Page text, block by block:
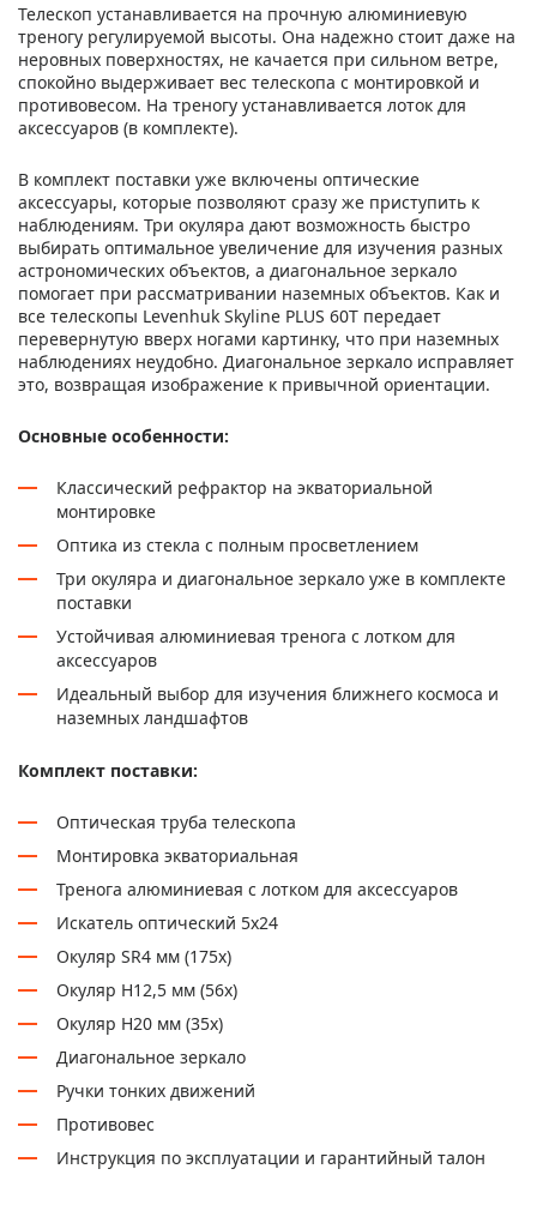
Телескоп устанавливается на прочную алюминиевую
треногу регулируемой высоты. Она надежно стоит даже на
неровных поверхностях, не качается при сильном ветре,
спокойно выдерживает вес телескопа с монтировкой и
противовесом. На треногу устанавливается лоток для
аксессуаров (в комплекте).
В комплект поставки уже включены оптические
аксессуары, которые позволяют сразу же приступить к
наблюдениям. Три окуляра дают возможность быстро
выбирать оптимальное увеличение для изучения разных
астрономических объектов, а диагональное зеркало
помогает при рассматривании наземных объектов. Как и
все телескопы Levenhuk Skyline PLUS 60T передает
перевернутую вверх ногами картинку, что при наземных
наблюдениях неудобно. Диагональное зеркало исправляет
это, возвращая изображение к привычной ориентации.
Основные особенности:
Классический рефрактор на экваториальной
монтировке
Оптика из стекла с полным просветлением
Три окуляра и диагональное зеркало уже в комплекте
поставки
Устойчивая алюминиевая тренога с лотком для
аксессуаров
Идеальный выбор для изучения ближнего космоса и
наземных ландшафтов
Комплект поставки:
Оптическая труба телескопа
Монтировка экваториальная
Тренога алюминиевая с лотком для аксессуаров
Искатель оптический 5x24
Окуляр SR4 мм (175х)
Окуляр H12,5 мм (56х)
Окуляр H20 мм (35х)
Диагональное зеркало
Ручки тонких движений
Противовес
Инструкция по эксплуатации и гарантийный талон